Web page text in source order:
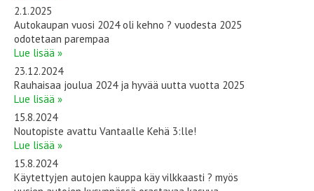
2.1.2025
Autokaupan vuosi 2024 oli kehno ? vuodesta 2025
odotetaan parempaa
Lue lisää »
23.12.2024
Rauhaisaa joulua 2024 ja hyvää uutta vuotta 2025
Lue lisää »
15.8.2024
Noutopiste avattu Vantaalle Kehä 3:lle!
Lue lisää »
15.8.2024
Käytettyjen autojen kauppa käy vilkkaasti ? myös